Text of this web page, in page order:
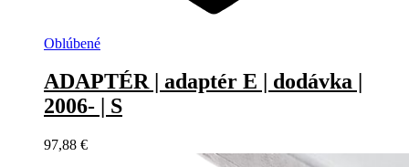
Oblúbené
ADAPTÉR | adaptér E | dodávka |
2006- | S
97,88 €